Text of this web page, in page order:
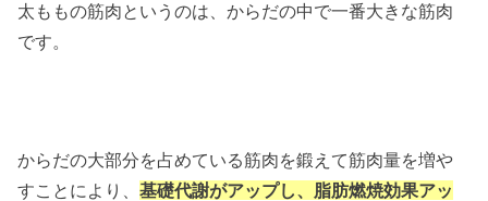
太ももの筋肉というのは、からだの中で一番大きな筋肉
です。
からだの大部分を占めている筋肉を鍛えて筋肉量を増や
すことにより、基礎代謝がアップし、脂肪燃焼効果アッ